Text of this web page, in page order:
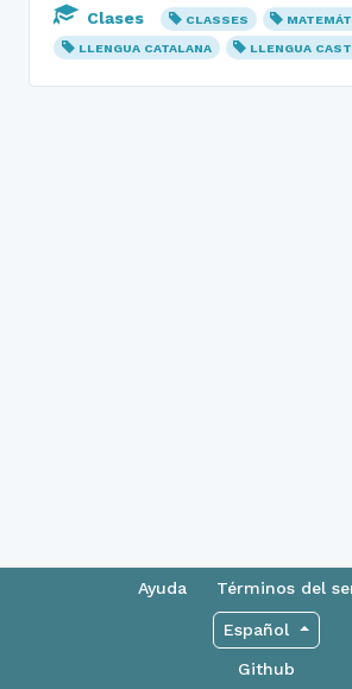
Clases CLASSES
LLENGUA CATALANA
LLENGUA
Ayuda Términos del
Español
Github